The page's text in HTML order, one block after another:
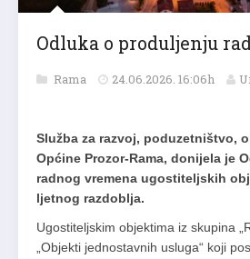
Odluka o produljenju
Rama 24.06.2026. 16:06h
Služba za razvoj, poduzetništvo,
Općine Prozor-Rama, donijela je
radnog vremena ugostiteljskih
ljetnog razdoblja.
Ugostiteljskim objektima iz skupina
„Objekti jednostavnih usluga“ koji